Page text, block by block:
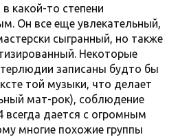
какой-то степени
Он все еще увлекательный,
сыгранный, но также
Некоторые
записаны будто бы
той музыки, что делает
мат-рок), соблюдение
дается с огромным
многие похожие группы